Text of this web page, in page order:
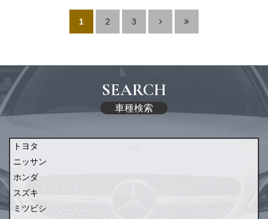
1 2 3
SEARCH
車種検索
トヨタ
ニッサン
ホンダ
スズキ
ミツビシ